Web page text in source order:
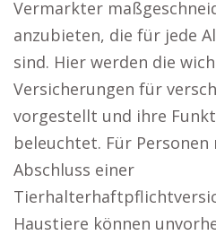
Vermarkter
anzubieten, die für jede
sind. Hier werden die
Versicherungen für
vorgestellt und ihre
beleuchtet. Für
Abschluss einer
Haustiere können